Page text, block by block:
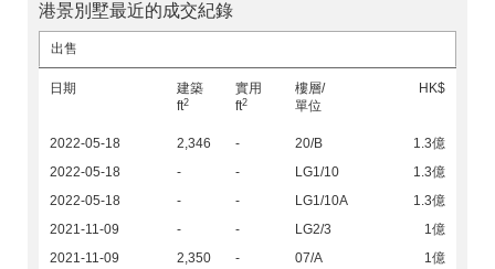
港景別墅最近的成交紀錄
出售
日期
建築
ft2
實用
ft2
樓層/
單位
HK$
2022-05-18 2,346 - 20/B
1.3億
2022-05-18
- - LG1/10
1.3億
2022-05-18
- - LG1/10A
1.3億
2021-11-09
- - LG2/3
1億
2021-11-09
2,350 - 07/A
1億